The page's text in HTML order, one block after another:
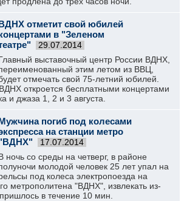
отметит свой юбилей
в "Зеленом
29.07.2014
выставочный центр России ВДНХ,
этим летом из ВВЦ,
отмечать свой 75-летний юбилей.
откроется бесплатными концертами
и джаза 1, 2 и 3 августа.
погиб под колесами
на станции метро
17.07.2014
ночь со среды на четверг, в районе
молодой человек 25 лет упал на
под колеса электропоезда на
метрополитена "ВДНХ", извлекать из-
в течение 10 мин.